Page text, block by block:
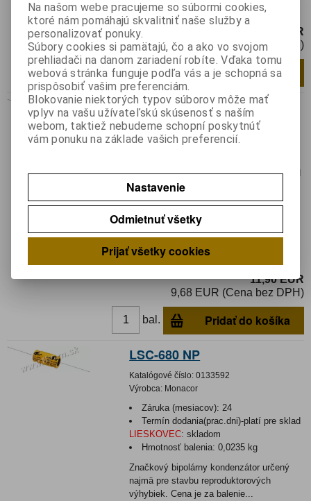
výhybiek. Cena je za balenie...
17,93 EUR
14,58 EUR (Cena bez DPH)
ks Pridať do košíka
LSC-470 NP
Katalógové číslo:0127963
Výrobca:Monacor
Termín dodania(prac.dni)-platí pre sklad
LIESKOVEC:skladom
Hmotnosť balenia:0,027 kg
EAN:
Bipolárny elektrolytický kondenzátor 1.5-
220 µF pre audio frekvenčné aplikácie,
stabilný pre napäti...
11,90 EUR
9,68 EUR (Cena bez DPH)
bal. Pridať do košíka
LSC-680 NP
Katalógové číslo: 0133592
Výrobca: Monacor
Záruka (mesiacov): 24
Termín dodania(prac.dni)-platí pre sklad
LIESKOVEC: skladom
Hmotnosť balenia:0,0235 kg
Značkový bipolárny kondenzátor určený
najmä pre stavbu reproduktorových
výhybiek. Cena je za balenie...
Na našom webe pracujeme so súbormi cookies,
ktoré nám pomáhajú skvalitniť naše služby a
personalizovať ponuky.
Súbory cookies si pamätajú, čo a ako vo svojom
prehliadači na danom zariadení robíte. Vďaka tomu
webová stránka funguje podľa vás a je schopná sa
prispôsobiť vašim preferenciám.
Blokovanie niektorých typov súborov môže mať
vplyv na vašu užívateľskú skúsenosť s naším
webom, taktiež nebudeme schopní poskytnúť
vám ponuku na základe vašich preferencií.
Nastavenie
Odmietnuť všetky
Prijať všetky cookies